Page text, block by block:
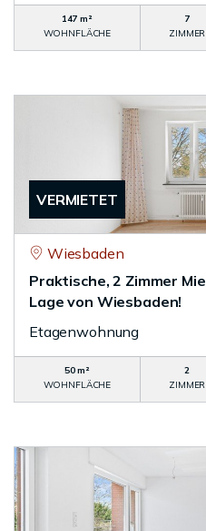
147 m²
WOHNFLÄCHE
7
ZIMMER
VERMIETET
Wiesbaden
Praktische, 2 Zimmer
Lage von Wiesbaden!
Etagenwohnung
50 m²
WOHNFLÄCHE
2
ZIMMER